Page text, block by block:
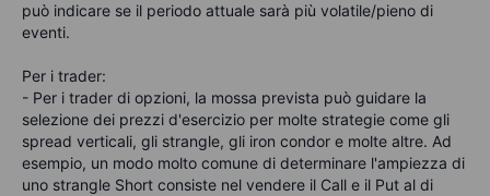
può indicare se il periodo attuale sarà più volatile/pieno di
eventi.
Per i trader:
- Per i trader di opzioni, la mossa prevista può guidare la
selezione dei prezzi d'esercizio per molte strategie come gli
spread verticali, gli strangle, gli iron condor e molte altre. Ad
esempio, un modo molto comune di determinare l'ampiezza di
uno strangle Short consiste nel vendere il Call e il Put al di